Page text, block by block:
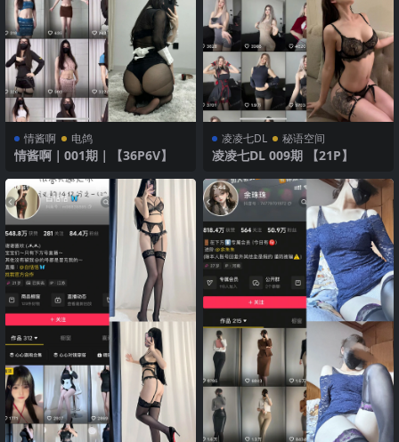
情酱啊 电鸽
情酱啊｜001期｜【36P6V】
凌凌七DL 秘语空间
凌凌七DL 009期 【21P】